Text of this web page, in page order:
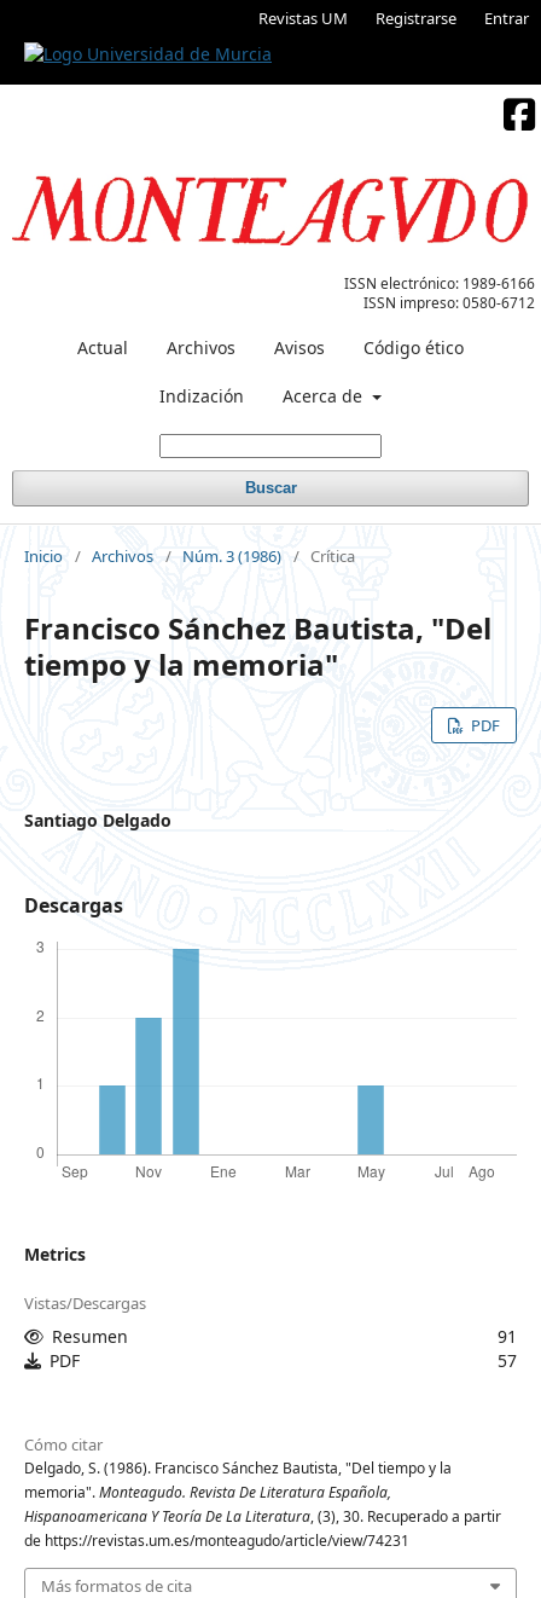
Revistas UM Registrarse Entrar
ISSN electrónico: 1989-6166
ISSN impreso:0580-6712
Actual Archivos Avisos Código ético
Indización Acerca de
Buscar
Inicio / Archivos / Núm. 3 (1986) / Crítica
Francisco Sánchez Bautista, "Del
tiempo y la memoria"
PDF
Santiago Delgado
Descargas
Metrics
Vistas/Descargas
Resumen
91
PDF
57
Cómo citar
Delgado, S. (1986). Francisco Sánchez Bautista, "Del tiempo y la
memoria".Monteagudo. Revista De Literatura Española,
Hispanoamericana Y Teoría De La Literatura, (3), 30. Recuperado a partir
de https://revistas.um.es/monteagudo/article/view/74231
Más formatos de cita